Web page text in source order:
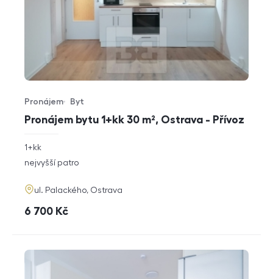
Pronájem bytu 1+kk 30 m², Ostrava - Přívoz
Typ nabídky
Pronájem
Typ nemovitosti
Byt
rozměry
dispozice
1+kk
funkce
nejvyšší patro
adresa
ul. Palackého, Ostrava
cena
6 700 Kč